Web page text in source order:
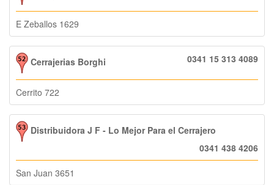
E Zeballos 1629
Cerrajerias Borghi 0341 15 313 4089
Cerrito 722
Distribuidora J F - Lo Mejor Para el Cerrajero
0341 438 4206
San Juan 3651